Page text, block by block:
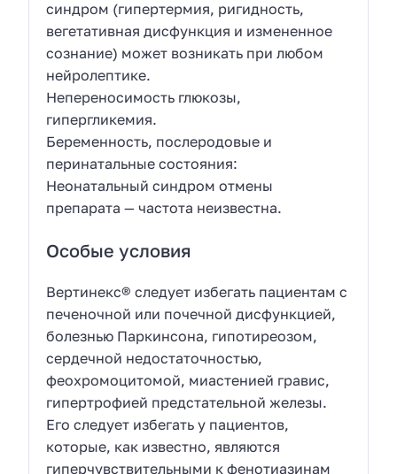
синдром (гипертермия, ригидность,
вегетативная дисфункция и измененное
сознание) может возникать при любом
нейролептике.
Непереносимость глюкозы,
гипергликемия.
Беременность, послеродовые и
перинатальные состояния:
Неонатальный синдром отмены
препарата — частота неизвестна.
Особые условия
Вертинекс® следует избегать пациентам с
печеночной или почечной дисфункцией,
болезнью Паркинсона, гипотиреозом,
сердечной недостаточностью,
феохромоцитомой, миастенией гравис,
гипертрофией предстательной железы.
Его следует избегать у пациентов,
которые, как известно, являются
гиперчувствительными к фенотиазинам